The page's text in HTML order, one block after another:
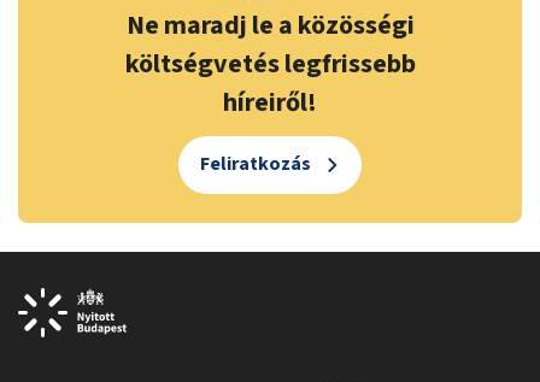
Ne maradj le a közösségi
költségvetés legfrissebb
híreiről!
Feliratkozás